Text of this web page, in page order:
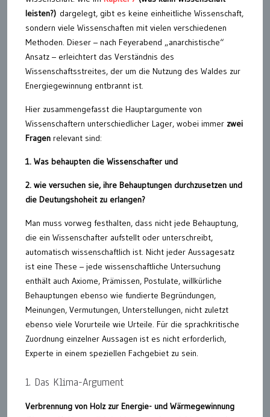
leisten?) dargelegt, gibt es keine einheitliche Wissenschaft,
sondern viele Wissenschaften mit vielen verschiedenen
Methoden. Dieser – nach Feyerabend „anarchistische“
Ansatz – erleichtert das Verständnis des
Wissenschaftsstreites, der um die Nutzung des Waldes zur
Energiegewinnung entbrannt ist.
Hier zusammengefasst die Hauptargumente von
Wissenschaftern unterschiedlicher Lager, wobei immer zwei
Fragen relevant sind:
1. Was behaupten die Wissenschafter und
2. wie versuchen sie, ihre Behauptungen durchzusetzen und
die Deutungshoheit zu erlangen?
Man muss vorweg festhalten, dass nicht jede Behauptung,
die ein Wissenschafter aufstellt oder unterschreibt,
automatisch wissenschaftlich ist. Nicht jeder Aussagesatz
ist eine These – jede wissenschaftliche Untersuchung
enthält auch Axiome, Prämissen, Postulate, willkürliche
Behauptungen ebenso wie fundierte Begründungen,
Meinungen, Vermutungen, Unterstellungen, nicht zuletzt
ebenso viele Vorurteile wie Urteile. Für die sprachkritische
Zuordnung einzelner Aussagen ist es nicht erforderlich,
Experte in einem speziellen Fachgebiet zu sein.
1. Das Klima-Argument
Verbrennung von Holz zur Energie- und Wärmegewinnung